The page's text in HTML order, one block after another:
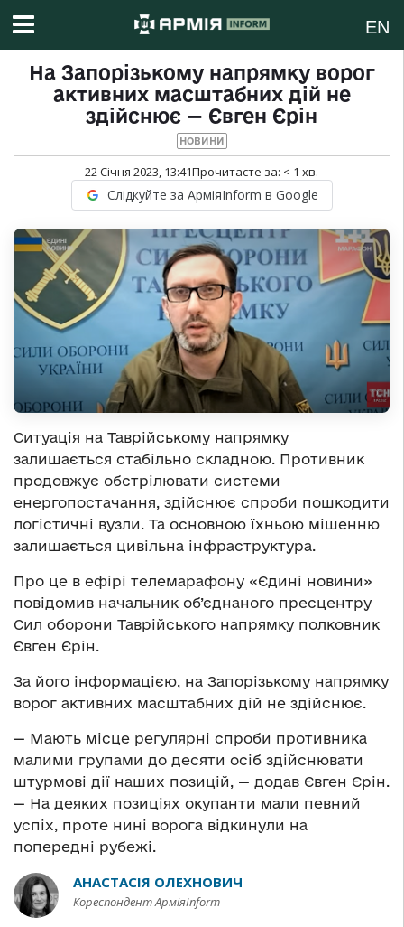
EN
На Запорізькому напрямку ворог
активних масштабних дій не
здійснює — Євген Єрін
НОВИНИ
22 Січня 2023, 13:41Прочитаєте за: < 1 хв.
Слідкуйте за АрміяInform в Google
Ситуація на Таврійському напрямку
залишається стабільно складною. Противник
продовжує обстрілювати системи
енергопостачання, здійснює спроби пошкодити
логістичні вузли. Та основною їхньою мішенню
залишається цивільна інфраструктура.
Про це в ефірі телемарафону «Єдині новини»
повідомив начальник об’єднаного пресцентру
Сил оборони Таврійського напрямку полковник
Євген Єрін.
За його інформацією, на Запорізькому напрямку
ворог активних масштабних дій не здійснює.
— Мають місце регулярні спроби противника
малими групами до десяти осіб здійснювати
штурмові дії наших позицій, — додав Євген Єрін.
— На деяких позиціях окупанти мали певний
успіх, проте нині ворога відкинули на
попередні рубежі.
АНАСТАСІЯ ОЛЕХНОВИЧ
Кореспондент АрміяInform